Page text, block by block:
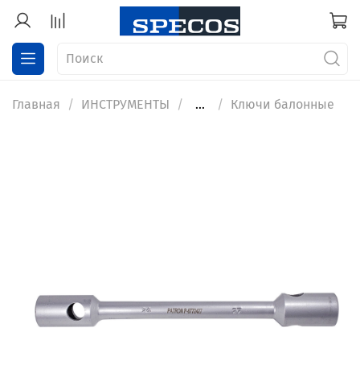
Главная ИНСТРУМЕНТЫ ... Ключи балонные